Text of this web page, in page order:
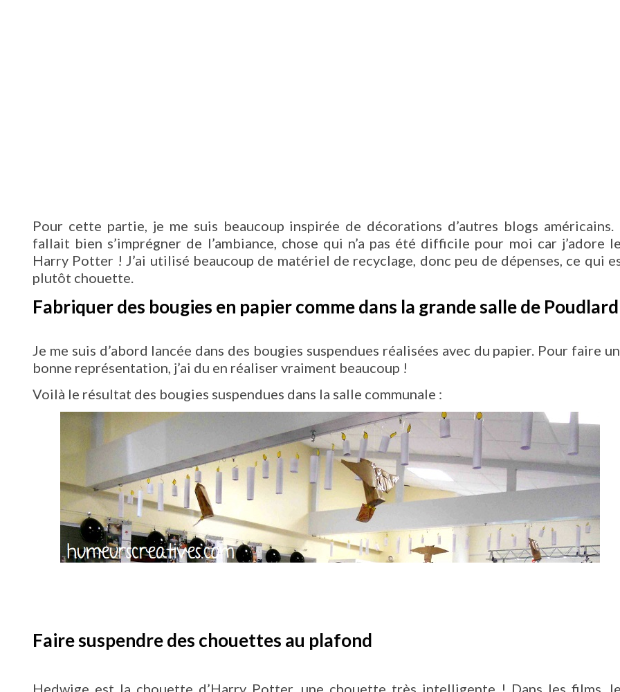
Pour cette partie, je me suis beaucoup inspirée de décorations d’autres blogs américains.
fallait bien s’imprégner de l’ambiance, chose qui n’a pas été difficile pour moi car j’adore
Harry Potter ! J’ai utilisé beaucoup de matériel de recyclage, donc peu de dépenses, ce qui
plutôt chouette.
Fabriquer des bougies en papier comme dans la grande salle de Poudlard
Je me suis d’abord lancée dans des bougies suspendues réalisées avec du papier. Pour faire
bonne représentation, j’ai du en réaliser vraiment beaucoup !
Voilà le résultat des bougies suspendues dans la salle communale :
Faire suspendre des chouettes au plafond
Hedwige est la chouette d’Harry Potter, une chouette très intelligente ! Dans les films,